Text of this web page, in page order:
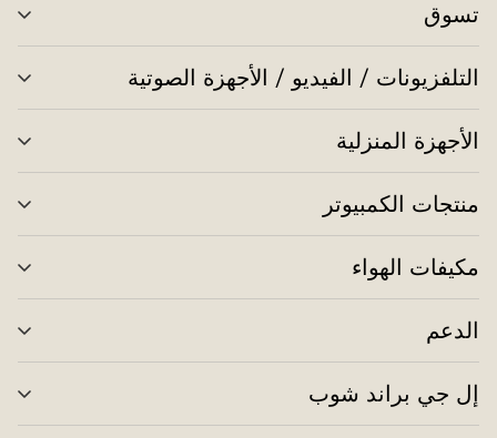
تسوق
التلفزيونات / الفيديو / الأجهزة الصوتية
الأجهزة المنزلية
منتجات الكمبيوتر
مكيفات الهواء
الدعم
إل جي براند شوب